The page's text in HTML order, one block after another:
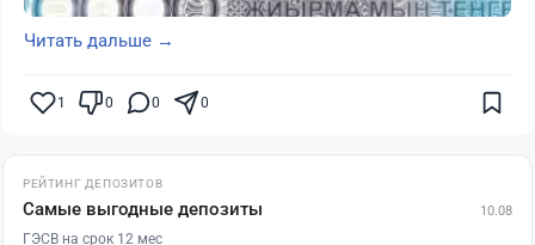
Читать дальше →
1 0 0 0
РЕЙТИНГ ДЕПОЗИТОВ
Самые выгодные депозиты 10.08
ГЭСВ на срок 12 мес